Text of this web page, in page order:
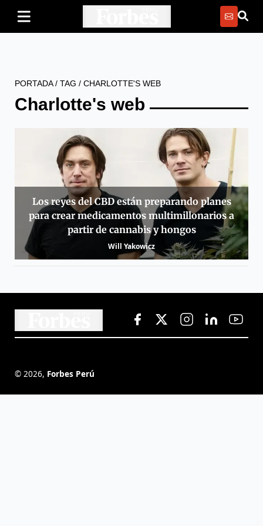
PORTADA/ TAG / CHARLOTTE'S WEB
Charlotte's web
Los reyes del CBD están preparando planes
para crear medicamentos multimillonarios a
partir de cannabis y hongos
Will Yakowicz
© 2026, Forbes Perú